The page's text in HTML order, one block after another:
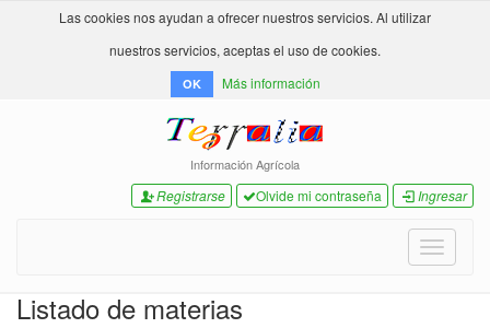
Las cookies nos ayudan a ofrecer nuestros servicios. Al utilizar
nuestros servicios, aceptas el uso de cookies.
OK Más información
Información Agrícola
Registrarse Olvide mi contraseña Ingresar
Toggle
Listado de materias